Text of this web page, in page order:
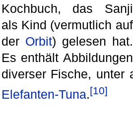
Kochbuch, das Sanji
als Kind (vermutlich auf
der Orbit) gelesen hat.
Es enthält Abbildungen
diverser Fische, unter
Elefanten-Tuna.[10]